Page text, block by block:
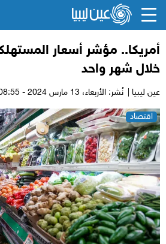
أمريكا.. مؤشر أسعار
خلال شهر واحد
عين ليبيا | نُشر: الأربعاء،
اقتصاد